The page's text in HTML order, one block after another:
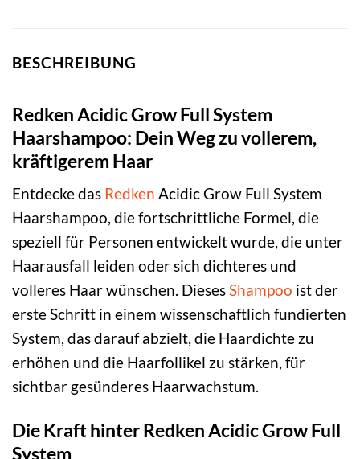
BESCHREIBUNG
Redken Acidic Grow Full System
Haarshampoo: Dein Weg zu vollerem,
kräftigerem Haar
Entdecke das Redken Acidic Grow Full System
Haarshampoo, die fortschrittliche Formel, die
speziell für Personen entwickelt wurde, die unter
Haarausfall leiden oder sich dichteres und
volleres Haar wünschen. DiesesShampoo ist der
erste Schritt in einem wissenschaftlich fundierten
System, das darauf abzielt, die Haardichte zu
erhöhen und die Haarfollikel zu stärken, für
sichtbar gesünderes Haarwachstum.
Die Kraft hinter Redken Acidic Grow Full
System